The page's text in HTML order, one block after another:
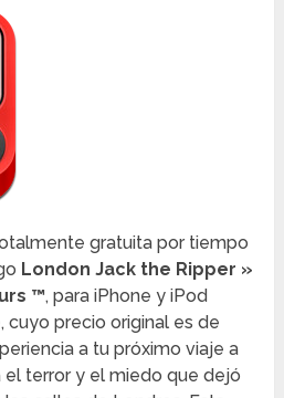
gratuita por tiempo
London Jack the Ripper »
™, para iPhone y iPod
cuyo precio original es de
a tu próximo viaje a
el terror y el miedo que dejó